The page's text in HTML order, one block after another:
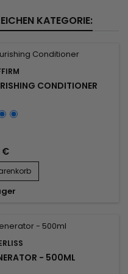
KATEGORIE:
CONDITIONER
€
- 500ML